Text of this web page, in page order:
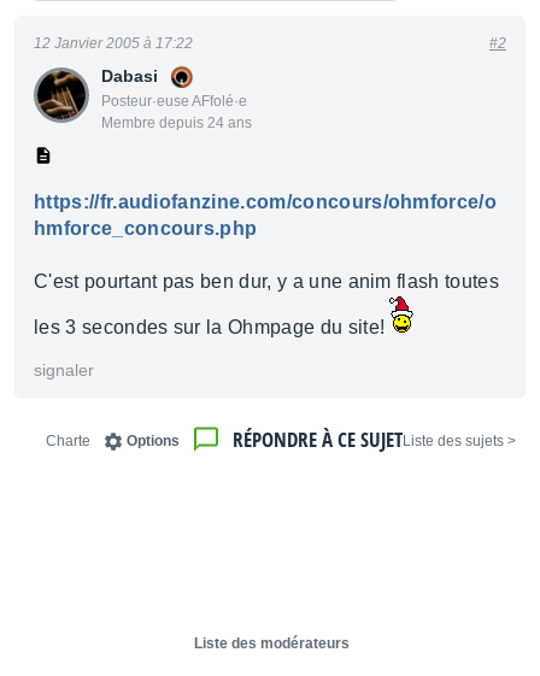
Dabasi
Posteur·euse AFfolé·e
Membre depuis 24 ans
12 Janvier 2005 à 17:22 #2
https://fr.audiofanzine.com/concours/ohmforce/o
hmforce_concours.php
C'est pourtant pas ben dur, y a une anim flash toutes
les 3 secondes sur la Ohmpage du site!
signaler
< Liste des sujets
RÉPONDRE À CE SUJET
Options
Charte
Liste des modérateurs